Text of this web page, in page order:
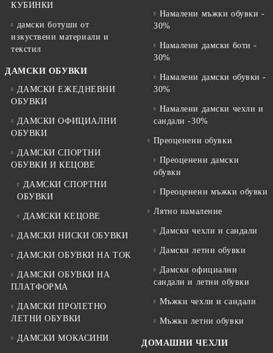
КУБИНКИ
дамски ботуши от
изкуствени материали и
текстил
ДАМСКИ ОБУВКИ
ДАМСКИ ЕЖЕДНЕВНИ
ОБУВКИ
ДАМСКИ ОФИЦИАЛНИ
ОБУВКИ
ДАМСКИ СПОРТНИ
ОБУВКИ И КЕЦОВЕ
ДАМСКИ СПОРТНИ
ОБУВКИ
ДАМСКИ КЕЦОВЕ
ДАМСКИ НИСКИ ОБУВКИ
ДАМСКИ ОБУВКИ НА ТОК
ДАМСКИ ОБУВКИ НА
ПЛАТФОРМА
ДАМСКИ ПРОЛЕТНО
ЛЕТНИ ОБУВКИ
ДАМСКИ МОКАСИНИ
Намалени мъжки обувки -
30%
Намалени дамски боти -
30%
Намалени дамски обувки -
30%
Намалени дамски чехли и
сандали -30%
Преоценени обувки
Преоценени дамски
обувки
Преоценени мъжки обувки
Лятно намаление
Дамски чехли и сандали
Дамски летни обувки
Дамски официални
сандали и летни обувки
Мъжки чехли и сандали
Мъжки летни обувки
ДОМАШНИ ЧЕХЛИ